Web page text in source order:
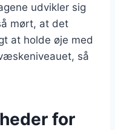
udvikler sig
mørt, at det
at holde øje med
så
for